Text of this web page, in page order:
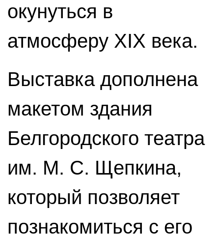
окунуться в
атмосферу XIX века.
Выставка дополнена
макетом здания
Белгородского театра
им. М. С. Щепкина,
который позволяет
познакомиться с его